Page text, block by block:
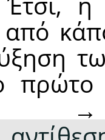
από
πρώτο